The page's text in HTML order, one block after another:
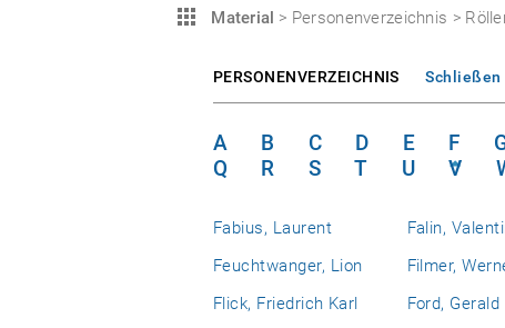
Material > Personenverzeichnis >
PERSONENVERZEICHNIS Schließen
A B C D E F
Q
R S T U V
Fabius, Laurent Falin,
Feuchtwanger, Lion
Filmer,
Flick, Friedrich Karl
Ford, Gerald